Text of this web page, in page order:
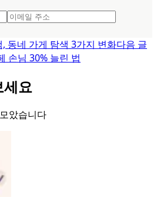
동네 가게 탐색 3가지 변화다음 글
손님 30% 늘린 법
세요
았습니다